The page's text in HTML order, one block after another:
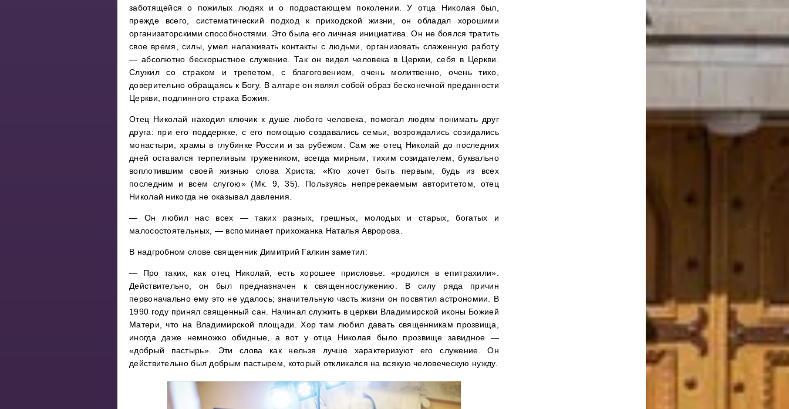
заботящейся о пожилых людях и о подрастающем поколении. У отца Николая был,
прежде всего, систематический подход к приходской жизни, он обладал хорошими
организаторскими способностями. Это была его личная инициатива. Он не боялся тратить
свое время, силы, умел налаживать контакты с людьми, организовать слаженную работу
— абсолютно бескорыстное служение. Так он видел человека в Церкви, себя в Церкви.
Служил со страхом и трепетом, с благоговением, очень молитвенно, очень тихо,
доверительно обращаясь к Богу. В алтаре он являл собой образ бесконечной преданности
Церкви, подлинного страха Божия.
Отец Николай находил ключик к душе любого человека, помогал людям понимать друг
друга: при его поддержке, с его помощью создавались семьи, возрождались созидались
монастыри, храмы в глубинке России и за рубежом. Сам же отец Николай до последних
дней оставался терпеливым тружеником, всегда мирным, тихим созидателем, буквально
воплотившим своей жизнью слова Христа: «Кто хочет быть первым, будь из всех
последним и всем слугою» (Мк. 9, 35). Пользуясь непререкаемым авторитетом, отец
Николай никогда не оказывал давления.
— Он любил нас всех — таких разных, грешных, молодых и старых, богатых и
малосостоятельных, — вспоминает прихожанка Наталья Авророва.
В надгробном слове священник Димитрий Галкин заметил:
— Про таких, как отец Николай, есть хорошее присловье: «родился в епитрахили».
Действительно, он был предназначен к священнослужению. В силу ряда причин
первоначально ему это не удалось; значительную часть жизни он посвятил астрономии. В
1990 году принял священный сан. Начинал служить в церкви Владимирской иконы Божией
Матери, что на Владимирской площади. Хор там любил давать священникам прозвища,
иногда даже немножко обидные, а вот у отца Николая было прозвище завидное —
«добрый пастырь». Эти слова как нельзя лучше характеризуют его служение. Он
действительно был добрым пастырем, который откликался на всякую человеческую нужду.